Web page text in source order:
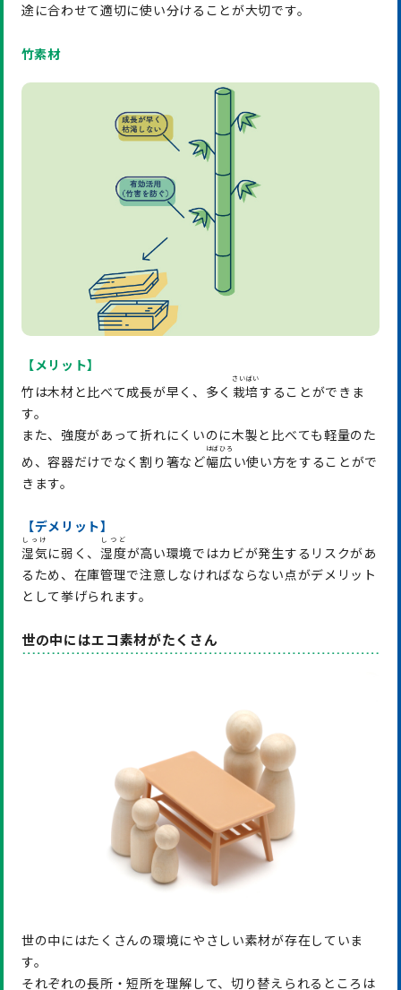
途に合わせて適切に使い分けることが大切です。
竹素材
【メリット】
竹は木材と比べて成長が早く、多く 栽培
さいばい
することができま
す。
また、強度があって折れにくいのに木製と比べても軽量のた
め、容器だけでなく割り箸など幅広
はばひろ
い使い方をすることがで
きます。
【デメリット】
湿気
しっけ
に弱く、湿度
しつど
が高い環境ではカビが発生するリスクがあ
るため、在庫管理で注意しなければならない点がデメリット
として挙げられます。
世の中にはエコ素材がたくさん
世の中にはたくさんの環境にやさしい素材が存在していま
す。
それぞれの長所・短所を理解して、切り替えられるところは